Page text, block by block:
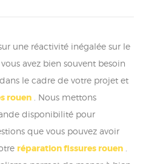
une réactivité inégalée sur le
avez bien souvent besoin
le cadre de votre projet et
rouen . Nous mettons
disponibilité pour
que vous pouvez avoir
réparation fissures rouen